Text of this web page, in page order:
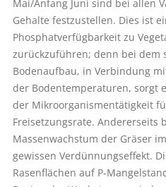
Mai/Anfang Juni sind bei allen
Gehalte festzustellen. Dies ist
Phosphatverfügbarkeit zu
zurückzuführen; denn bei dem
Bodenaufbau, in Verbindung
der Bodentemperaturen, sorgt
der Mikroorganismentätigkeit
Freisetzungsrate. Andererseits
Massenwachstum der Gräser
gewissen Verdünnungseffekt.
Rasenflächen auf P-